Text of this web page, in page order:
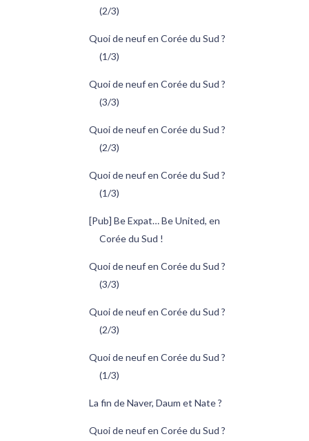
(2/3)
Quoi de neuf en Corée du Sud ?
(1/3)
Quoi de neuf en Corée du Sud ?
(3/3)
Quoi de neuf en Corée du Sud ?
(2/3)
Quoi de neuf en Corée du Sud ?
(1/3)
[Pub] Be Expat… Be United, en
Corée du Sud !
Quoi de neuf en Corée du Sud ?
(3/3)
Quoi de neuf en Corée du Sud ?
(2/3)
Quoi de neuf en Corée du Sud ?
(1/3)
La fin de Naver, Daum et Nate ?
Quoi de neuf en Corée du Sud ?